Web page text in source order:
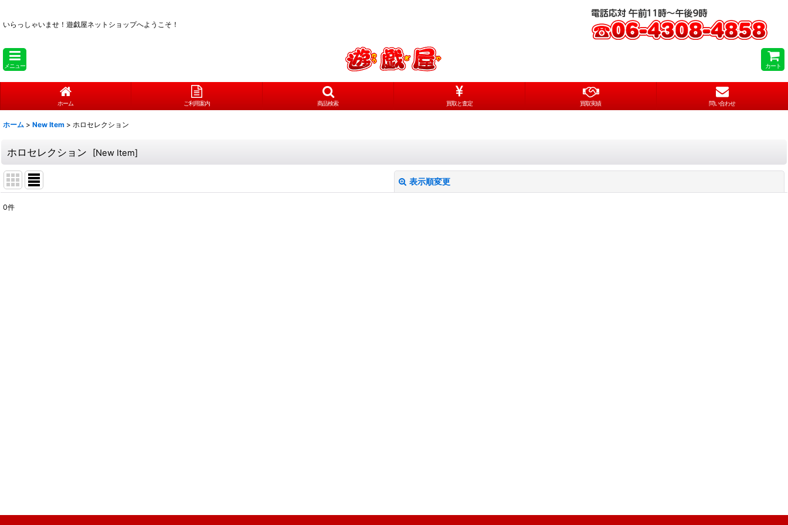
いらっしゃいませ！ 遊戯屋ネットショップへようこそ！
メニュー カート
ホーム ご利用案内 商品検索 買取と査定 買取実績 問い合わせ
ホーム > New Item > ホロセレクション
ホロセレクション [New Item]
表示順変更
0件